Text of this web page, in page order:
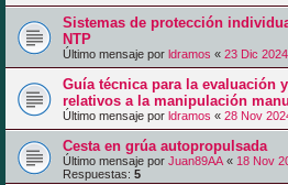
Sistemas de protección
NTP
Último mensaje por ldramos « 23 Dic
Guía técnica para la evaluación
relativos a la manipulación
Último mensaje por ldramos « 28 Nov
Cesta en grúa autopropulsada
Último mensaje por Juan89AA « 18 Nov
Respuestas: 5